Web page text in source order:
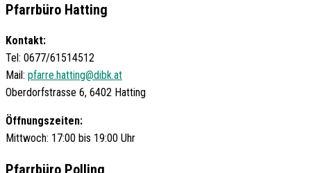
Pfarrbüro Hatting
Kontakt:
Tel: 0677/61514512
Mail: pfarre.hatting@dibk.at
Oberdorfstrasse 6, 6402 Hatting
Öffnungszeiten:
Mittwoch: 17:00 bis 19:00 Uhr
Pfarrbüro Polling